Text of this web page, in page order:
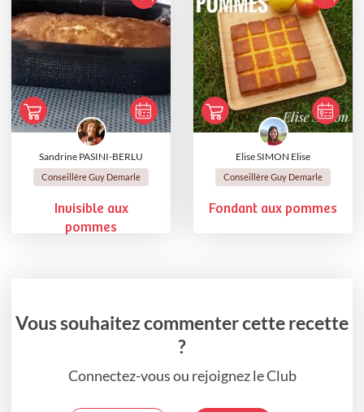
Sandrine PASINI-BERLU
Conseillère Guy Demarle
Invisible aux
pommes
Elise SIMON Elise
Conseillère Guy Demarle
Fondant aux pommes
Vous souhaitez commenter cette recette
?
Connectez-vous ou rejoignez le Club